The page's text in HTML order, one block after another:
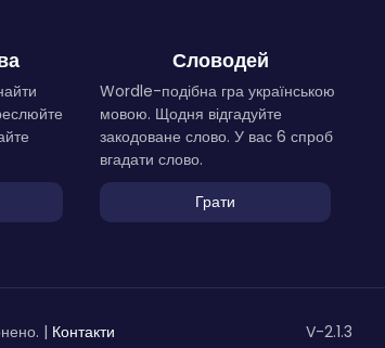
Словодей
Wordle-подібна гра українською
мовою. Щодня відгадуйте
закодоване слово. У вас 6 спроб
вгадати слово.
Грати
| Контакти V-2.1.3